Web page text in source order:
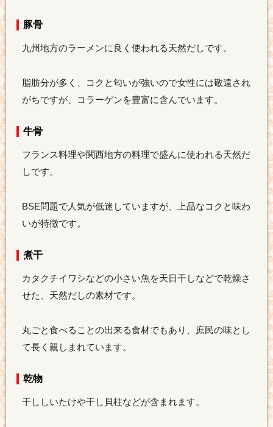
豚骨
九州地方のラーメンに良く使われる天然だしです。
脂肪分が多く、コクと匂いが強いので女性には敬遠され
がちですが、コラーゲンを豊富に含んでいます。
牛骨
フランス料理や関西地方の料理で盛んに使われる天然だ
しです。
BSE問題で人気が低迷していますが、上品なコクと味わ
いが特徴です。
煮干
カタクチイワシなどの小さい魚を天日干しなどで乾燥さ
せた、天然だしの素材です。
丸ごと食べることの出来る食材でもあり、庶民の味とし
て長く親しまれています。
乾物
干ししいたけや干し貝柱などが含まれます。